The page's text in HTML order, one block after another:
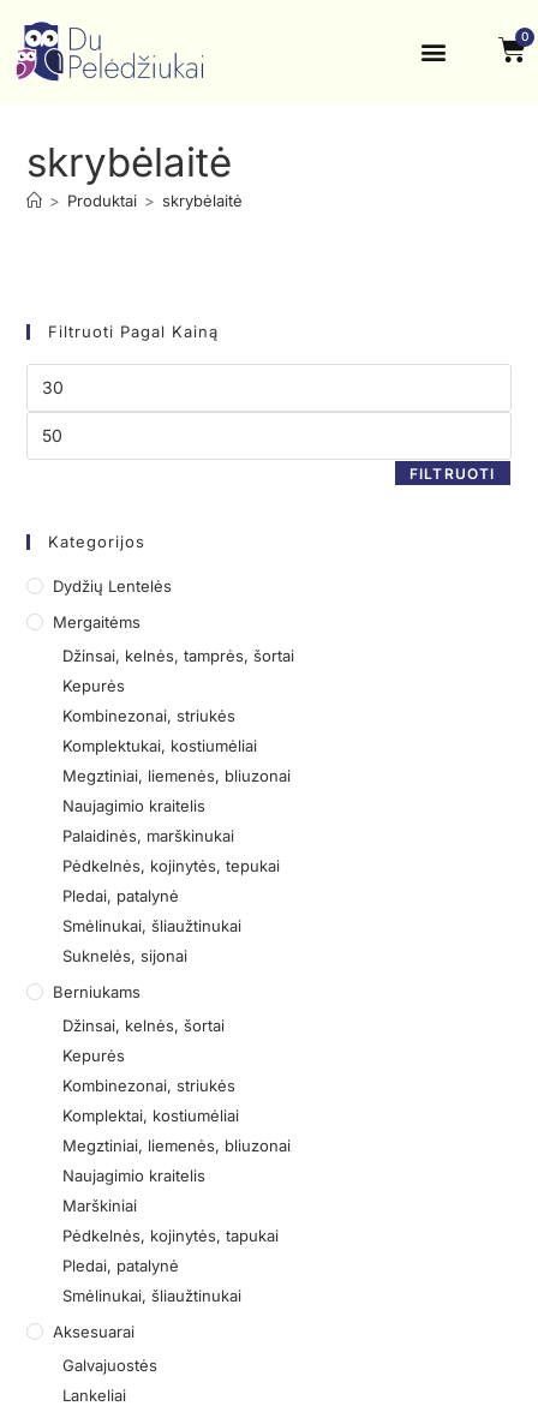
0
skrybėlaitė
> Produktai > skrybėlaitė
Filtruoti Pagal Kainą
FILTRUOTI
Kategorijos
Dydžių Lentelės
Mergaitėms
Džinsai, kelnės, tamprės, šortai
Kepurės
Kombinezonai, striukės
Komplektukai, kostiumėliai
Megztiniai, liemenės, bliuzonai
Naujagimio kraitelis
Palaidinės, marškinukai
Pėdkelnės, kojinytės, tepukai
Pledai, patalynė
Smėlinukai, šliaužtinukai
Suknelės, sijonai
Berniukams
Džinsai, kelnės, šortai
Kepurės
Kombinezonai, striukės
Komplektai, kostiumėliai
Megztiniai, liemenės, bliuzonai
Naujagimio kraitelis
Marškiniai
Pėdkelnės, kojinytės, tapukai
Pledai, patalynė
Smėlinukai, šliaužtinukai
Aksesuarai
Galvajuostės
Lankeliai